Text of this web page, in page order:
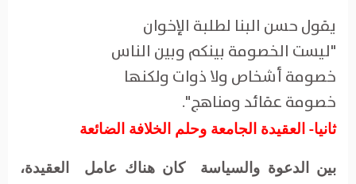
يقول حسن البنا لطلبة الإخوان
"ليست الخصومة بينكم وبين الناس
خصومة أشخاص ولا ذوات ولكنها
خصومة عقائد ومناهج".
ثانيا- العقيدة الجامعة وحلم الخلافة الضائعة
بين الدعوة والسياسة
كان هناك عامل
العقيدة،